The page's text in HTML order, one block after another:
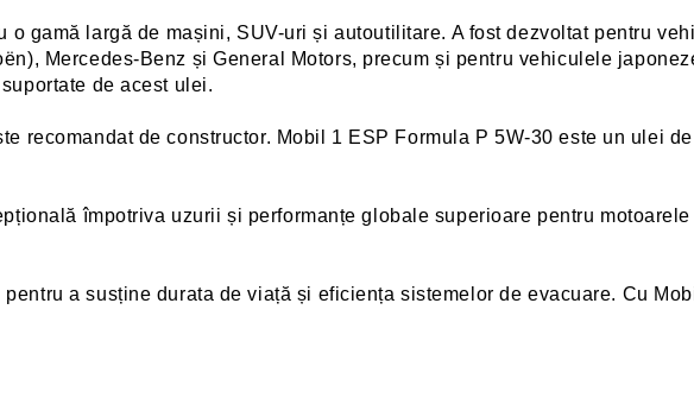
o gamă largă de mașini, SUV-uri și autoutilitare. A fost dezvoltat pentru
Mercedes-Benz și General Motors, precum și pentru vehiculele
de acest ulei.
recomandat de constructor. Mobil 1 ESP Formula P 5W-30 este un ulei
împotriva uzurii și performanțe globale superioare pentru
a susține durata de viață și eficiența sistemelor de evacuare. Cu